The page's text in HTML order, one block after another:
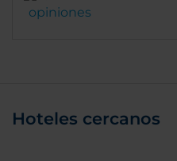
opiniones
Hoteles cercanos